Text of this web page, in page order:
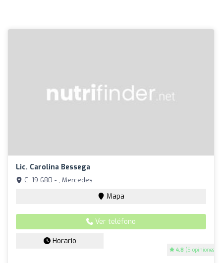
Lic. Carolina Bessega
4.8 (5 opiniones)
C. 19 680 - , Mercedes
Mapa
Ver teléfono
Horario